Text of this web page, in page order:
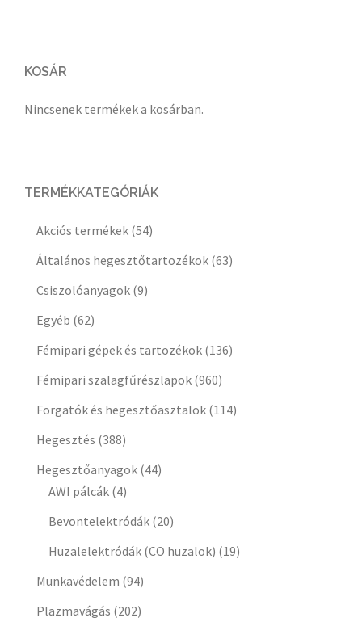
KOSÁR
Nincsenek termékek a kosárban.
TERMÉKKATEGÓRIÁK
Akciós termékek (54)
Általános hegesztőtartozékok (63)
Csiszolóanyagok (9)
Egyéb (62)
Fémipari gépek és tartozékok (136)
Fémipari szalagfűrészlapok (960)
Forgatók és hegesztőasztalok (114)
Hegesztés (388)
Hegesztőanyagok (44)
AWI pálcák (4)
Bevontelektródák (20)
Huzalelektródák (CO huzalok) (19)
Munkavédelem (94)
Plazmavágás (202)